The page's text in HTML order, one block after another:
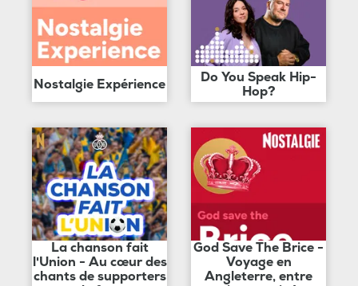
Nostalgie Expérience
Do You Speak Hip-
Hop?
La chanson fait
l'Union - Au cœur des
chants de supporters
God Save The Brice -
Voyage en
Angleterre, entre